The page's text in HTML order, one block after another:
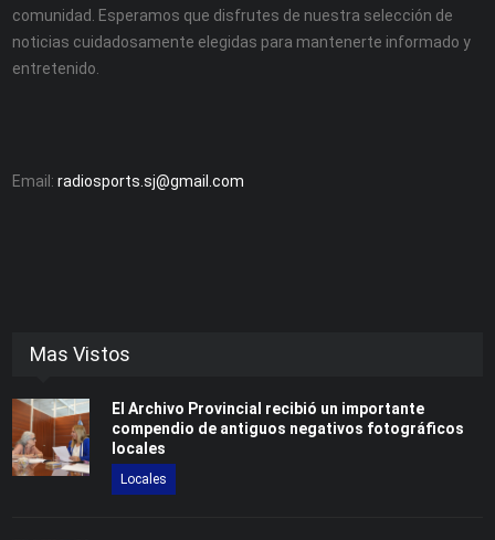
comunidad. Esperamos que disfrutes de nuestra selección de
noticias cuidadosamente elegidas para mantenerte informado y
entretenido.
Email:radiosports.sj@gmail.com
Mas Vistos
El Archivo Provincial recibió un importante
compendio de antiguos negativos fotográficos
locales
Locales